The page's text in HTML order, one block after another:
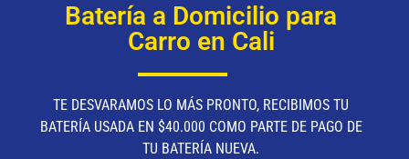
Batería a Domicilio para
Carro en Cali
TE DESVARAMOS LO MÁS PRONTO, RECIBIMOS TU
BATERÍA USADA EN $40.000 COMO PARTE DE PAGO DE
TU BATERÍA NUEVA.